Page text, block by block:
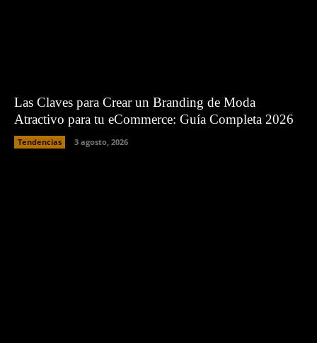
Las Claves para Crear un Branding de Moda
Atractivo para tu eCommerce: Guía Completa 2026
Tendencias 3 agosto, 2026